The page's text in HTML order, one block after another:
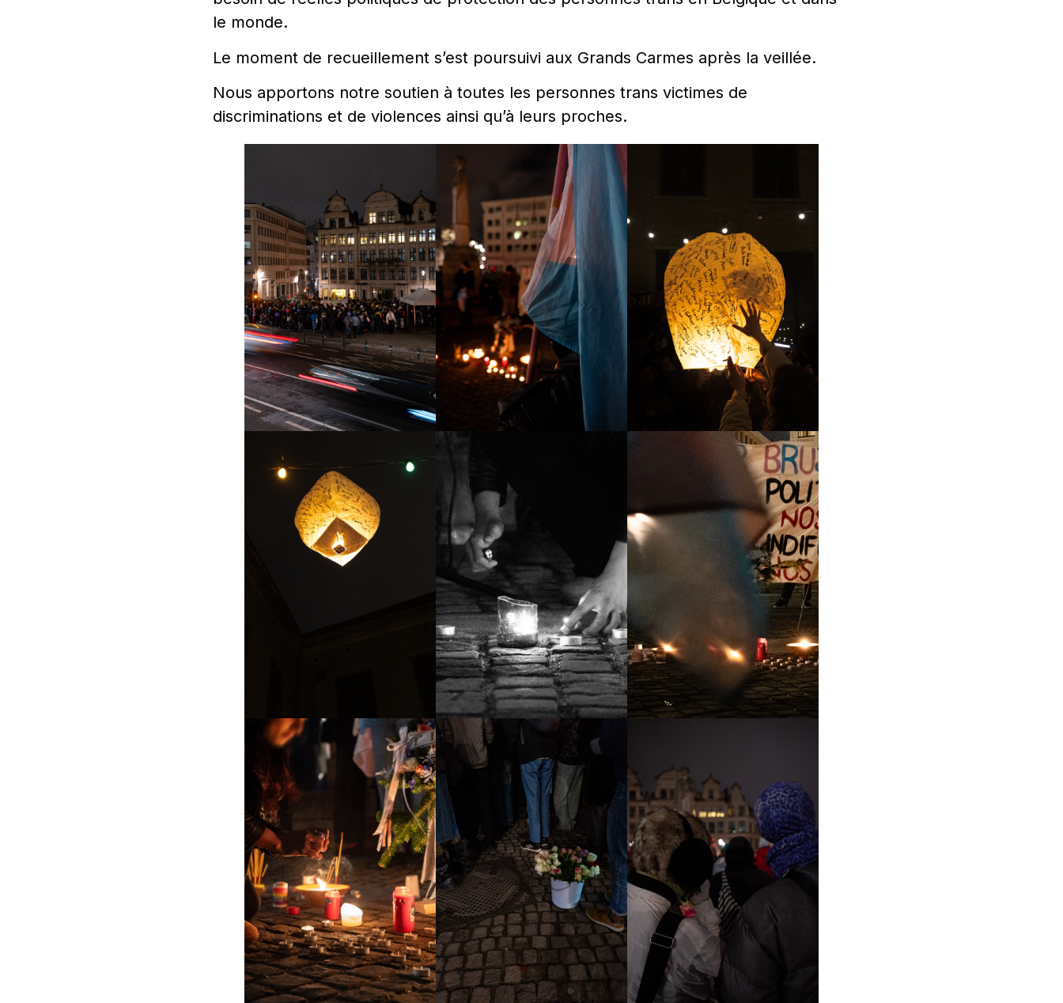
le monde.
Le moment de recueillement s’est poursuivi aux Grands Carmes après la veillée.
Nous apportons notre soutien à toutes les personnes trans victimes de
discriminations et de violences ainsi qu’à leurs proches.